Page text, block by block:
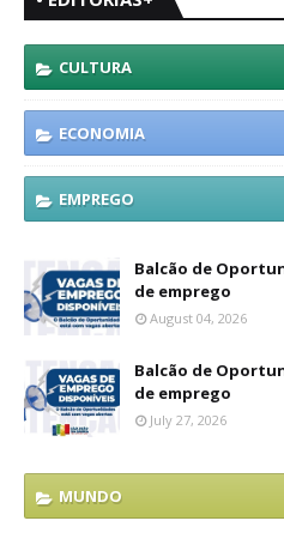
CULTURA
ECONOMIA
EMPREGO
Balcão de
de emprego
August 04, 2026
Balcão de
de emprego
July 27, 2026
MUNDO